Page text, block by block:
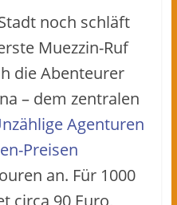
noch schläft
Muezzin-Ruf
die Abenteurer
– dem zentralen
Agenturen
Preisen
an. Für 1000